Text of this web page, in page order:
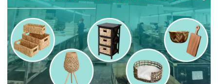
TKANYCH I DEKORACJI
WNĘTRZ | OBSŁUGA
KLIENTA DOSTAWCY
B2B I OEM/ODM